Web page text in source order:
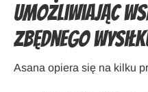
umożliwiając
zbędnego
Asana opiera się na kilku